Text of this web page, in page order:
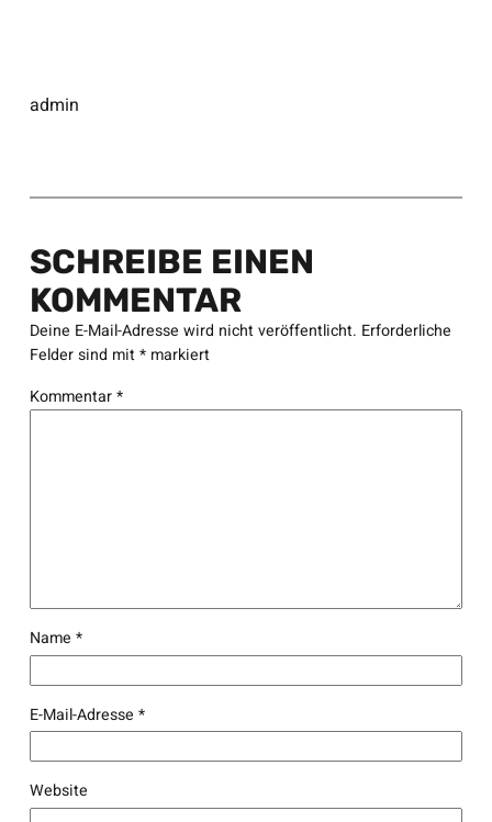
admin
SCHREIBE EINEN
KOMMENTAR
Deine E-Mail-Adresse wird nicht veröffentlicht. Erforderliche
Felder sind mit*markiert
Kommentar*
Name *
E-Mail-Adresse *
Website